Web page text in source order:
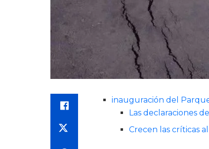
inauguración del
Las declaraciones
Crecen las críticas